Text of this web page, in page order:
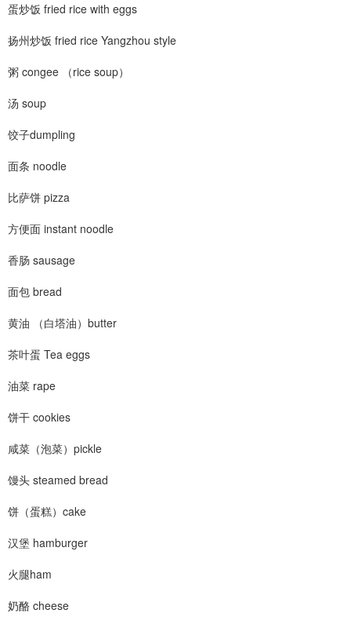
蛋炒饭 fried rice with eggs
扬州炒饭 fried rice Yangzhou style
粥 congee （rice soup）
汤 soup
饺子dumpling
面条 noodle
比萨饼 pizza
方便面 instant noodle
香肠 sausage
面包 bread
黄油 （白塔油）butter
茶叶蛋 Tea eggs
油菜 rape
饼干 cookies
咸菜（泡菜）pickle
馒头 steamed bread
饼（蛋糕）cake
汉堡 hamburger
火腿ham
奶酪 cheese